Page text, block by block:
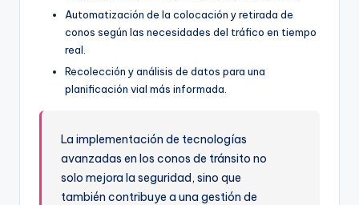
Automatización de la colocación y retirada de
conos según las necesidades del tráfico en tiempo
real.
Recolección y análisis de datos para una
planificación vial más informada.
La implementación de tecnologías
avanzadas en los conos de tránsito no
solo mejora la seguridad, sino que
también contribuye a una gestión de